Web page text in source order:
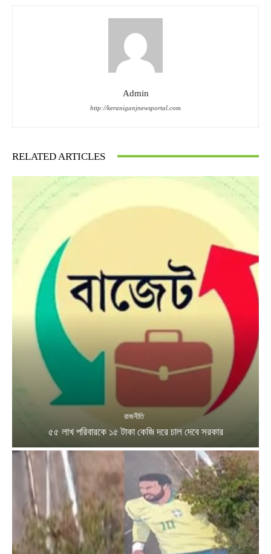
Admin
http://keraniganjnewsportal.com
RELATED ARTICLES
রাজনীতি
৫৫ লাখ পরিবারকে ১৫ টাকা কেজি দরে চাল দেবে সরকার